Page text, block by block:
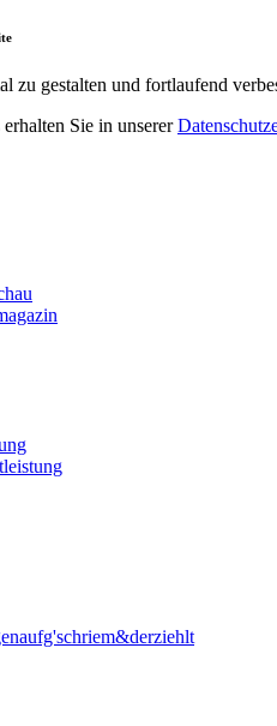
zu gestalten und fortlaufend
Sie in unserer
aufg'schriem&derziehlt